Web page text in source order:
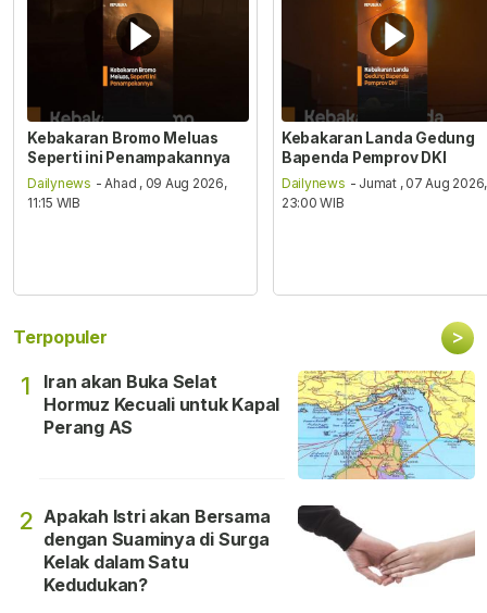
Kebakaran Bromo Meluas
Seperti ini Penampakannya
Dailynews - Ahad , 09 Aug 2026,
11:15 WIB
Kebakaran Landa Gedung
Bapenda Pemprov DKI
Dailynews - Jumat , 07 Aug 2026,
23:00 WIB
Terpopuler >
1
Iran akan Buka Selat
Hormuz Kecuali untuk Kapal
Perang AS
2 Apakah Istri akan Bersama
dengan Suaminya di Surga
Kelak dalam Satu
Kedudukan?